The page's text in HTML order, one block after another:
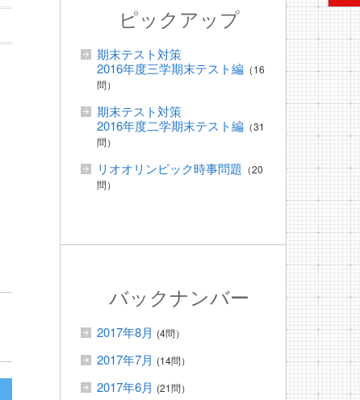
ピックアップ
期末テスト対策
2016年度三学期末テスト編 （16
問）
期末テスト対策
2016年度二学期末テスト編 （31
問）
リオオリンピック時事問題 （20
問）
バックナンバー
2017年8月 (4問）
2017年7月 (14問）
2017年6月 (21問）